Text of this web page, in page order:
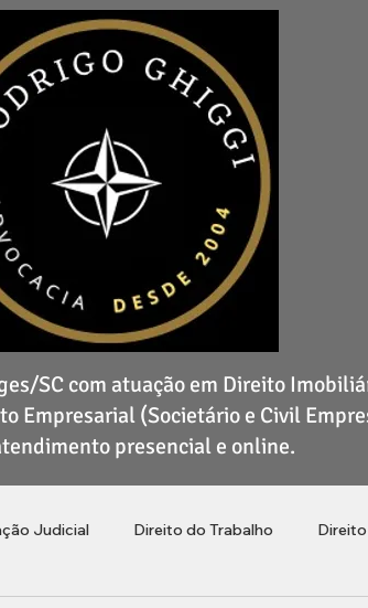
SC com atuação em Direito
Empresarial (Societário e Civil
presencial e online.
Judicial Direito do Trabalho